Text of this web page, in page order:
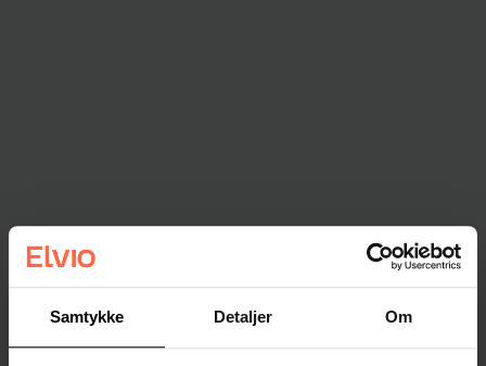
Samtykke Detaljer Om